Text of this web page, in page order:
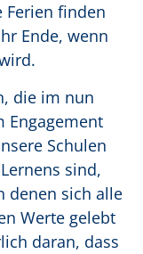
Ferien finden
Ende, wenn
die im nun
Engagement
Schulen
sind,
denen sich alle
Werte gelebt
daran, dass